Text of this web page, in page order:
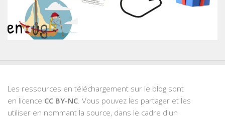
Les ressources en téléchargement sur le blog sont
en licence CC BY-NC. Vous pouvez les partager et les
utiliser en nommant la source, dans le cadre d'un